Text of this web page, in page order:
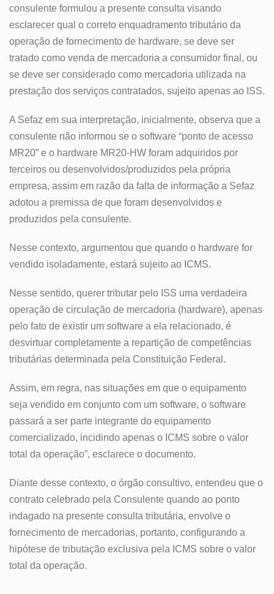
consulente formulou a presente consulta visando
esclarecer qual o correto enquadramento tributário da
operação de fornecimento de hardware, se deve ser
tratado como venda de mercadoria a consumidor final, ou
se deve ser considerado como mercadoria utilizada na
prestação dos serviços contratados, sujeito apenas ao ISS.
A Sefaz em sua interpretação, inicialmente, observa que a
consulente não informou se o software “ponto de acesso
MR20” e o hardware MR20-HW foram adquiridos por
terceiros ou desenvolvidos/produzidos pela própria
empresa, assim em razão da falta de informação a Sefaz
adotou a premissa de que foram desenvolvidos e
produzidos pela consulente.
Nesse contexto, argumentou que quando o hardware for
vendido isoladamente, estará sujeito ao ICMS.
Nesse sentido, querer tributar pelo ISS uma verdadeira
operação de circulação de mercadoria (hardware), apenas
pelo fato de existir um software a ela relacionado, é
desvirtuar completamente a repartição de competências
tributárias determinada pela Constituição Federal.
Assim, em regra, nas situações em que o equipamento
seja vendido em conjunto com um software, o software
passará a ser parte integrante do equipamento
comercializado, incidindo apenas o ICMS sobre o valor
total da operação”, esclarece o documento.
Diante desse contexto, o órgão consultivo, entendeu que o
contrato celebrado pela Consulente quando ao ponto
indagado na presente consulta tributária, envolve o
fornecimento de mercadorias, portanto, configurando a
hipótese de tributação exclusiva pela ICMS sobre o valor
total da operação.